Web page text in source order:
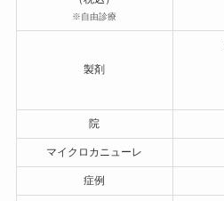
※自由診療
製剤
院
マイクロカニューレ
症例